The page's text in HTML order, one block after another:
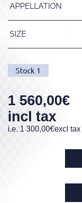
APPELLATION
SIZE
Stock 1
1 560,00€
incl tax
i.e. 1 300,00€excl tax